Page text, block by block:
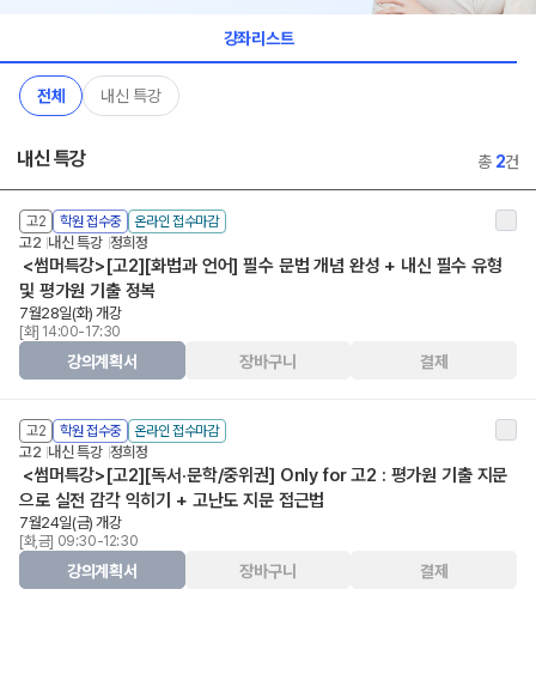
강좌리스트
전체 내신 특강
내신 특강 총 2건
고2 학원 접수중 온라인 접수마감
고2 내신 특강 정희정
<썸머특강>[고2][화법과 언어] 필수 문법 개념 완성 + 내신 필수 유형
및 평가원 기출 정복
7월28일(화) 개강
[화] 14:00-17:30
강의계획서 장바구니 결제
고2 학원 접수중 온라인 접수마감
고2 내신 특강 정희정
<썸머특강>[고2][독서·문학/중위권] Only for 고2 : 평가원 기출 지문
으로 실전 감각 익히기 + 고난도 지문 접근법
7월24일(금) 개강
[화,금] 09:30-12:30
강의계획서 장바구니 결제